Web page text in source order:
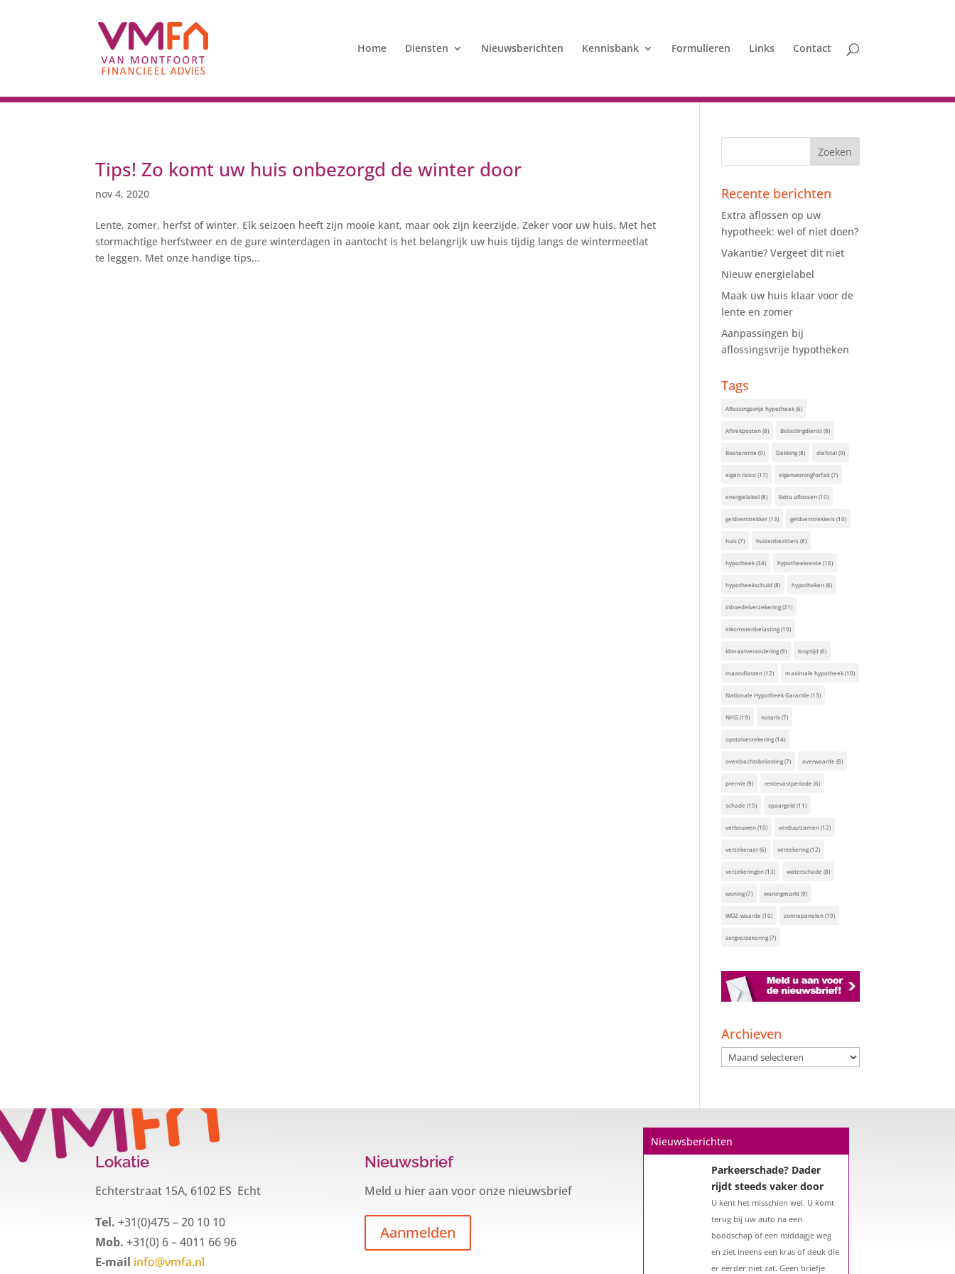
Home Diensten Nieuwsberichten Kennisbank Formulieren Links Contact
Tips! Zo komt uw huis onbezorgd de winter door
nov 4, 2020
Lente, zomer, herfst of winter. Elk seizoen heeft zijn mooie kant, maar ook zijn keerzijde. Zeker voor uw huis. Met het
stormachtige herfstweer en de gure winterdagen in aantocht is het belangrijk uw huis tijdig langs de wintermeetlat
te leggen. Met onze handige tips...
Recente berichten
Extra aflossen op uw
hypotheek: wel of niet doen?
Vakantie? Vergeet dit niet
Nieuw energielabel
Maak uw huis klaar voor de
lente en zomer
Aanpassingen bij
aflossingsvrije hypotheken
Tags
Aflossingsvrije hypotheek(6)
Aftrekposten(8) Belastingdienst(8)
Boeterente (9) Dekking(8) diefstal(9)
eigen risico(17) eigenwoningforfait(7)
energielabel(8) Extra aflossen(10)
geldverstrekker(13) geldverstrekkers(10)
huis(7) huizenbezitters(8)
hypotheek(34) hypotheekrente (16)
hypotheekschuld(8) hypotheken(6)
inboedelverzekering(21)
inkomstenbelasting(10)
klimaatverandering(9) looptijd(6)
maandlasten(12) maximale hypotheek(10)
Nationale Hypotheek Garantie (13)
NHG(19) notaris(7)
opstalverzekering(14)
overdrachtsbelasting(7) overwaarde (8)
premie (9) rentevastperiode (6)
schade (15) spaargeld(11)
verbouwen(10) verduurzamen(12)
verzekeraar(6) verzekering(12)
verzekeringen(13) waterschade (8)
woning(7) woningmarkt(9)
WOZ-waarde (10) zonnepanelen(19)
zorgverzekering(7)
Archieven
Archieven
Lokatie
Echterstraat 15A, 6102 ES Echt
Tel. +31(0)475 – 20 10 10
Mob. +31(0) 6 – 4011 66 96
E-mail info@vmfa.nl
Nieuwsbrief
Meld u hier aan voor onze nieuwsbrief
Aanmelden
Nieuwsberichten
Een hypotheek na uw
mogelijkheden
De woningmarkt is nog steeds in
beweging. Misschien denkt u na
hypotheek als u 57 jaar of ouder
bent?...
Parkeerschade? Dader
rijdt steeds vaker door
U kent het misschien wel. U komt
terug bij uw auto na een
boodschap of een middagje weg
en ziet ineens een kras of deuk die
er eerder niet zat. Geen briefje